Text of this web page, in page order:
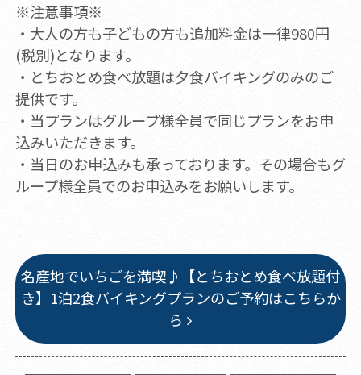
※注意事項※
・大人の方も子どもの方も追加料金は一律980円
(税別)となります。
・とちおとめ食べ放題は夕食バイキングのみのご
提供です。
・当プランはグループ様全員で同じプランをお申
込みいただきます。
・当日のお申込みも承っております。その場合もグ
ループ様全員でのお申込みをお願いします。
名産地でいちごを満喫♪【とちおとめ食べ放題付
き】1泊2食バイキングプランのご予約はこちらか
ら